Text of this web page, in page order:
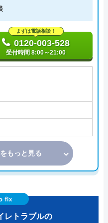
まずは電話相談！
0120-003-528
受付時間 8:00～21:00
もっと見る
レトラブルの